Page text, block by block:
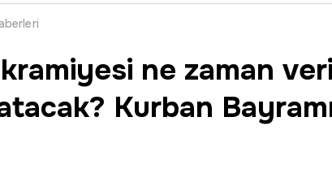
ne zaman
Kurban